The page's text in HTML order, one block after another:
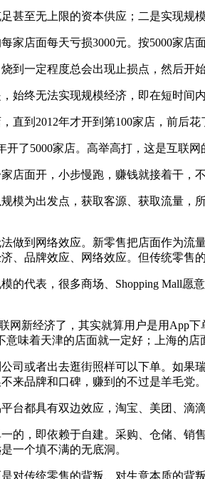
甚至无上限的资本供应；二是实现规模
家店面每天亏损3000元。按5000家店
到一定程度总会出现止损点，然后开
始终无法实现规模经济，即在短时间
直到2012年才开到第100家店，前后
了5000家店。高举高打，这是互联网
店面开，小步慢跑，赚钱就接着干，
模为出发点，获取客源、获取流量
做到网络效应。新零售把店面作为
、品牌效应、网络效应。但传统零售
的代表，很多商场、Shopping Mall
网新经济了，其实就算用户是用App
意味着天津的店面就一定好；上海的
司或者出去逛街照样可以下单。如
来品牌和口碑，赚到的不过是羊毛党。
台都具有双边效应，淘宝、美团、
的，即依赖于自建。采购、仓储、
一个填不满的无底洞。
对传统零售的背叛、对生意本质的背